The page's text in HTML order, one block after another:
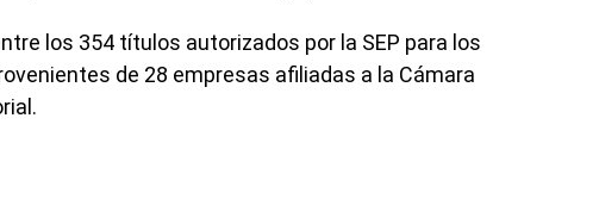
los 354 títulos autorizados por la SEP para los
de 28 empresas afiliadas a la Cámara